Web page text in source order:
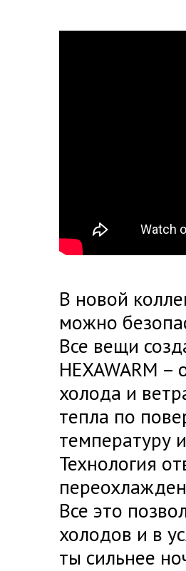
В новой
можно
Все вещи
HEXAWARM
холода и
тепла по
температуру
Технология
Все это
холодов и в
ты сильнее